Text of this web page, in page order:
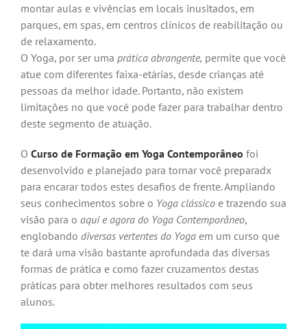
montar aulas e vivências em locais inusitados, em
parques, em spas, em centros clínicos de reabilitação ou
de relaxamento.
O Yoga, por ser uma prática abrangente, permite que você
atue com diferentes faixa-etárias, desde crianças até
pessoas da melhor idade. Portanto, não existem
limitações no que você pode fazer para trabalhar dentro
deste segmento de atuação.
O Curso de Formação em Yoga Contemporâneo foi
desenvolvido e planejado para tornar você preparadx
para encarar todos estes desafios de frente. Ampliando
seus conhecimentos sobre o Yoga clássico e trazendo sua
visão para o aqui e agora do Yoga Contemporâneo,
englobando diversas vertentes do Yoga em um curso que
te dará uma visão bastante aprofundada das diversas
formas de prática e como fazer cruzamentos destas
práticas para obter melhores resultados com seus
alunos.